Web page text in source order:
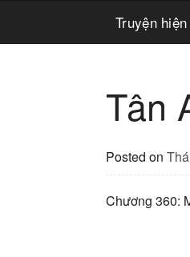
Truyện
Tân
Posted on
Chương 360: